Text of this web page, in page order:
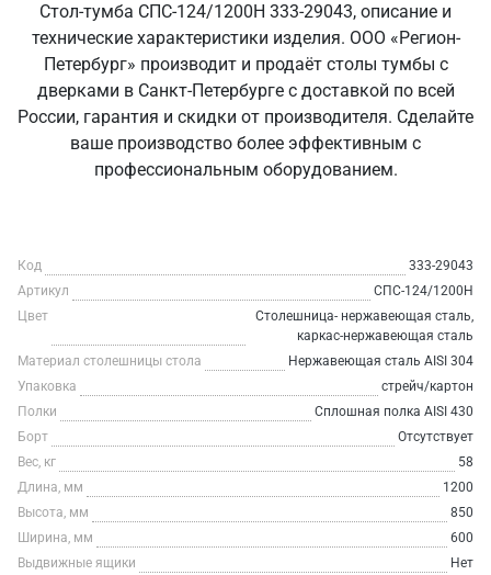
Стол-тумба СПС-124/1200Н 333-29043, описание и
технические характеристики изделия. ООО «Регион-
Петербург» производит и продаёт столы тумбы с
дверками в Санкт‑Петербурге с доставкой по всей
России, гарантия и скидки от производителя. Сделайте
ваше производство более эффективным с
профессиональным оборудованием.
Код
333-29043
Артикул
СПС-124/1200Н
Цвет
Столешница- нержавеющая сталь,
каркас-нержавеющая сталь
Материал столешницы стола
Нержавеющая сталь AISI 304
Упаковка
стрейч/картон
Полки
Сплошная полка AISI 430
Борт
Отсутствует
Вес, кг
58
Длина, мм
1200
Высота, мм
850
Ширина, мм
600
Выдвижные ящики
Нет